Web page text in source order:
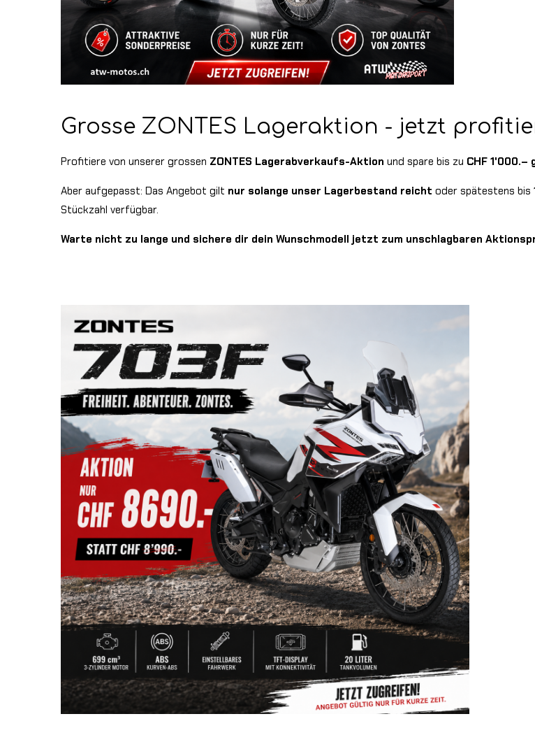
Grosse ZONTES Lageraktion - jetzt
Profitiere von unserer grossen ZONTES Lagerabverkaufs-Aktion und spare bis zu CHF
Aber aufgepasst: Das Angebot gilt nur solange unser Lagerbestand reicht oder spätestens bis
Stückzahl verfügbar.
Warte nicht zu lange und sichere dir dein Wunschmodell jetzt zum unschlagbaren